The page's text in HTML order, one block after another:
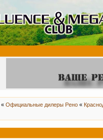
« Официальные дилеры Рено «